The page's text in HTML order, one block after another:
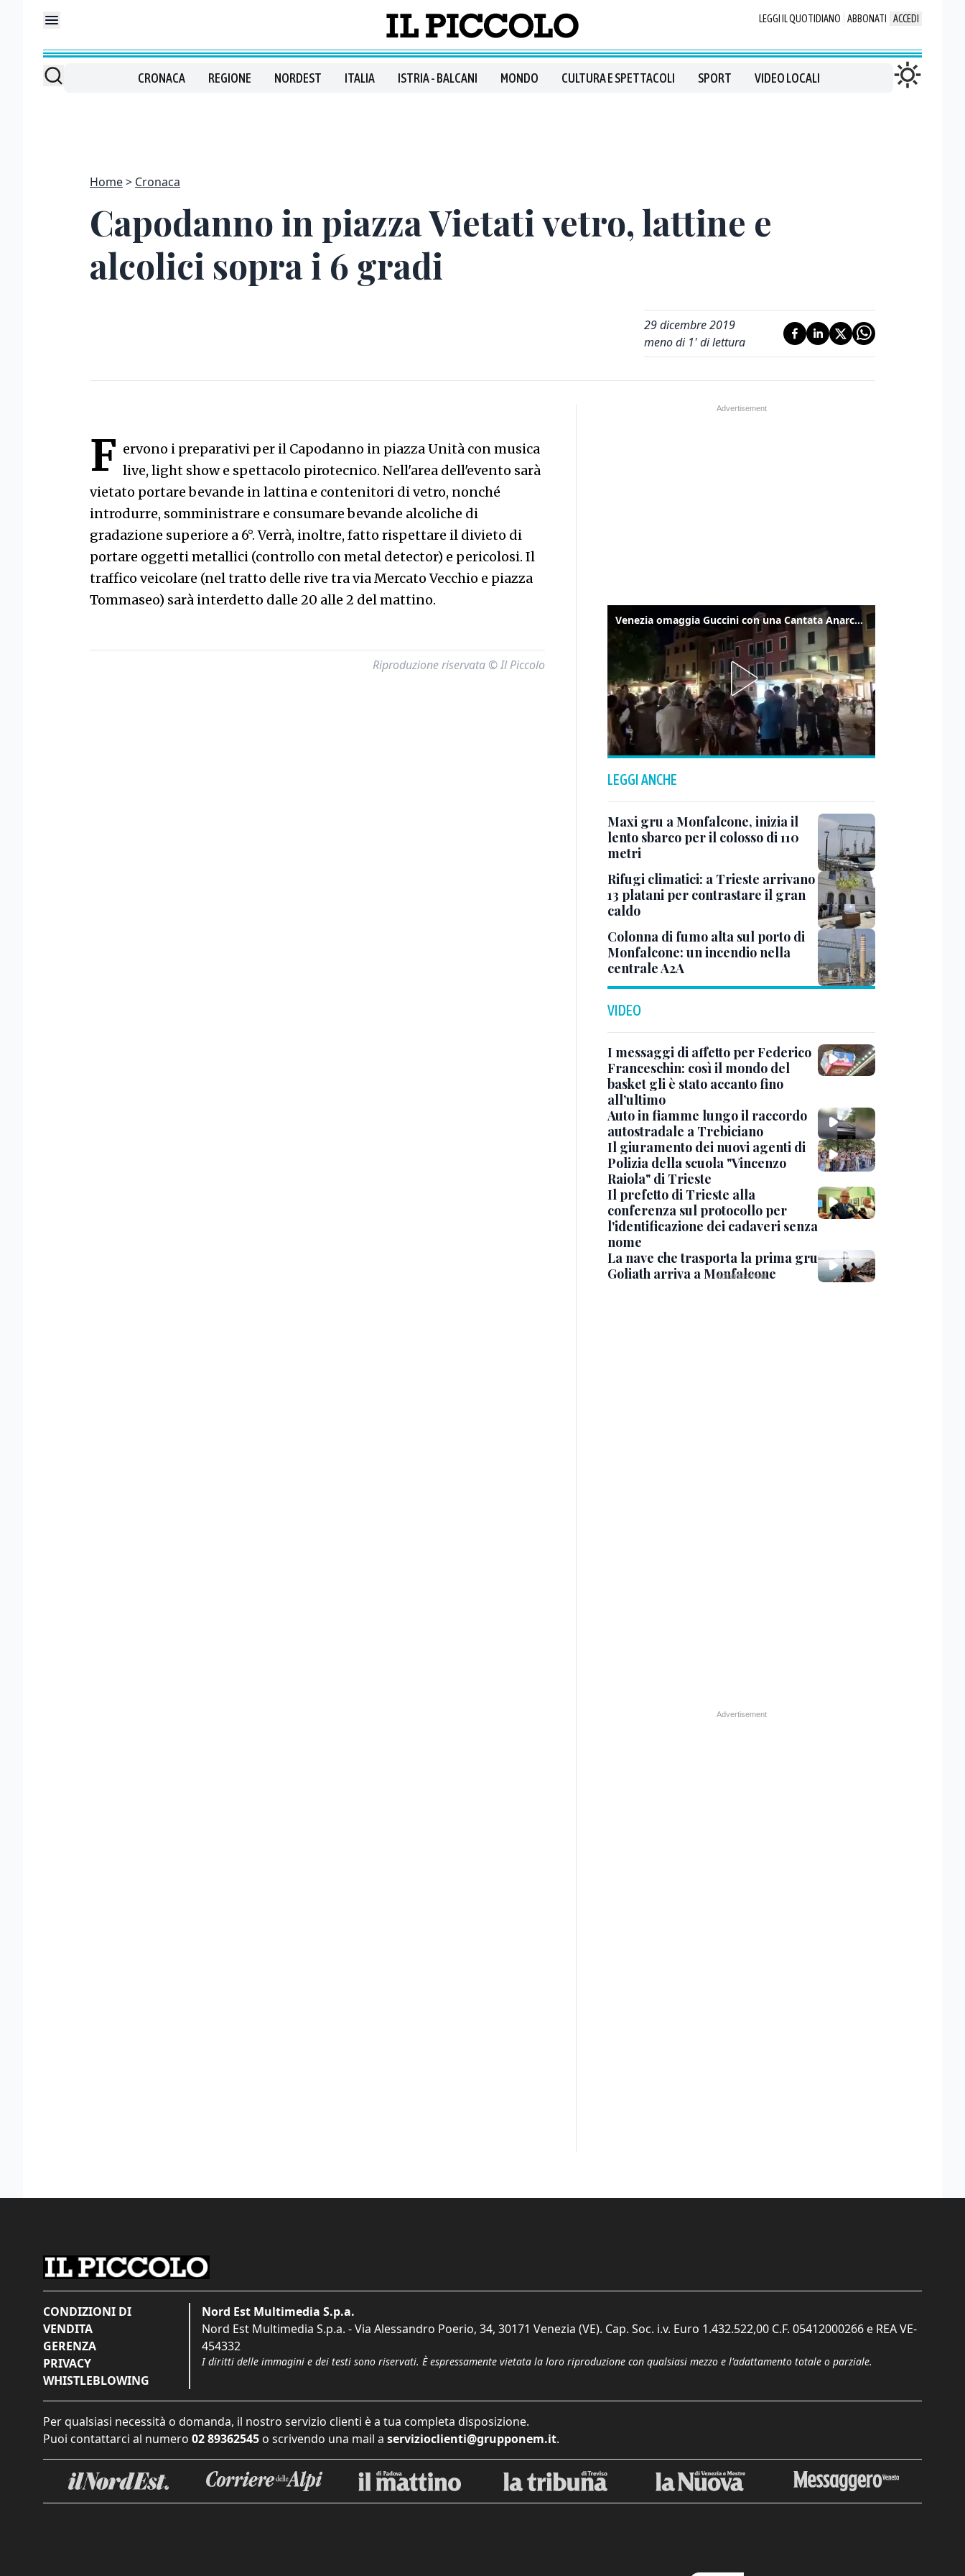
LEGGI IL QUOTIDIANO ABBONATI ACCEDI
CRONACA REGIONE NORDEST ITALIA ISTRIA - BALCANI MONDO CULTURA E SPETTACOLI SPORT VIDEO LOCALI
Home Cronaca
Capodanno in piazza Vietati vetro, lattine e
alcolici sopra i 6 gradi
29 dicembre 2019
meno di 1' di lettura
F ervono i preparativi per il Capodanno in piazza Unità con musica
live, light show e spettacolo pirotecnico. Nell'area dell'evento sarà
vietato portare bevande in lattina e contenitori di vetro, nonché
introdurre, somministrare e consumare bevande alcoliche di
gradazione superiore a 6°. Verrà, inoltre, fatto rispettare il divieto di
portare oggetti metallici (controllo con metal detector) e pericolosi. Il
traffico veicolare (nel tratto delle rive tra via Mercato Vecchio e piazza
Tommaseo) sarà interdetto dalle 20 alle 2 del mattino.
Riproduzione riservata © Il Piccolo
Venezia omaggia Guccini con una Cantata Anarchica in campo Santa Margherita
LEGGI ANCHE
Maxi gru a Monfalcone, inizia il
lento sbarco per il colosso di 110
metri
Rifugi climatici: a Trieste arrivano
13 platani per contrastare il gran
caldo
Colonna di fumo alta sul porto di
Monfalcone: un incendio nella
centrale A2A
VIDEO
I messaggi di affetto per Federico
Franceschin: così il mondo del
basket gli è stato accanto fino
all’ultimo
Auto in fiamme lungo il raccordo
autostradale a Trebiciano
Il giuramento dei nuovi agenti di
Polizia della scuola "Vincenzo
Raiola" di Trieste
Il prefetto di Trieste alla
conferenza sul protocollo per
l'identificazione dei cadaveri senza
nome
La nave che trasporta la prima gru
Goliath arriva a Monfalcone
CONDIZIONI DI
VENDITA
GERENZA
PRIVACY
WHISTLEBLOWING
Nord Est Multimedia S.p.a.
Nord Est Multimedia S.p.a. - Via Alessandro Poerio, 34, 30171 Venezia (VE). Cap. Soc. i.v. Euro 1.432.522,00 C.F. 05412000266 e REA VE-
454332
I diritti delle immagini e dei testi sono riservati. È espressamente vietata la loro riproduzione con qualsiasi mezzo e l'adattamento totale o parziale.
Per qualsiasi necessità o domanda, il nostro servizio clienti è a tua completa disposizione.
Puoi contattarci al numero 02 89362545 o scrivendo una mail a servizioclienti@grupponem.it.